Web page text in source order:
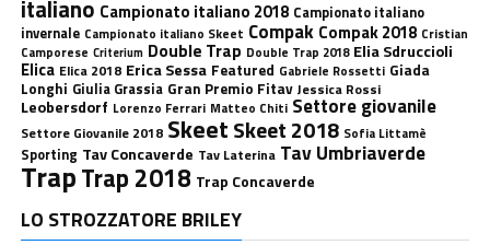
italiano Campionato italiano 2018 Campionato italiano
invernale Campionato italiano Skeet Compak Compak 2018 Cristian
Camporese Criterium Double Trap Double Trap 2018 Elia Sdruccioli
Elica Elica 2018 Erica Sessa Featured Gabriele Rossetti Giada
Longhi Giulia Grassia Gran Premio Fitav Jessica Rossi
Leobersdorf Lorenzo Ferrari Matteo Chiti Settore giovanile
Settore Giovanile 2018 SkeetSkeet 2018 Sofia Littamè
Sporting Tav Concaverde Tav Laterina Tav Umbriaverde
TrapTrap 2018 Trap Concaverde
LO STROZZATORE BRILEY